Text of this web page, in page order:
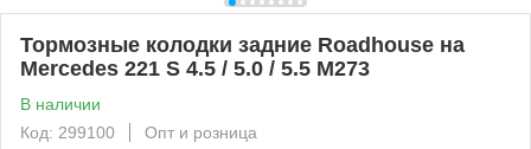
Тормозные колодки задние Roadhouse на
Mercedes 221 S 4.5 / 5.0 / 5.5 M273
В наличии
Код: 299100
Опт и розница